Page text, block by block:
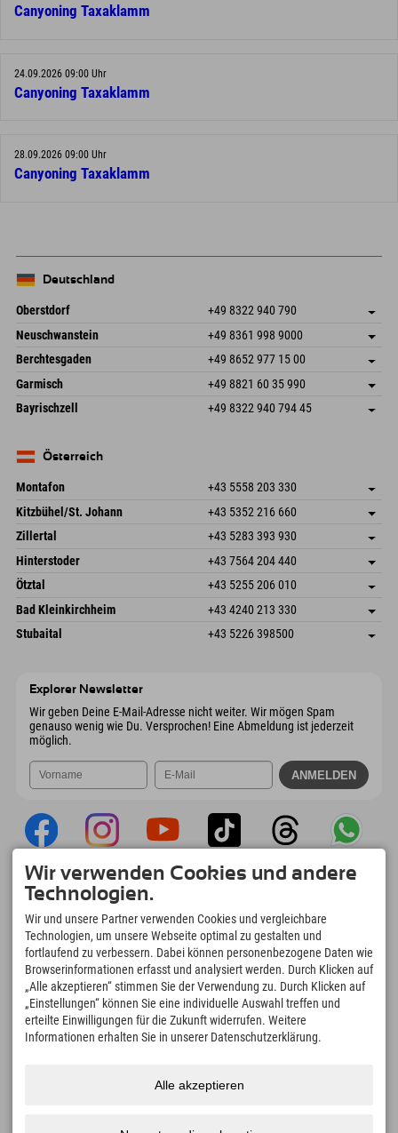
Canyoning Taxaklamm
24.09.2026 09:00 Uhr
Canyoning Taxaklamm
28.09.2026 09:00 Uhr
Canyoning Taxaklamm
Deutschland
Oberstdorf +49 8322 940 790
An der Breitach 3
87538 Fischen I. Allgäu
Deutschland
Adresse speichern
Anreiseinfos
Buchen
Neuschwanstein +49 8361 998 9000
An der Riese 45
87484 Nesselwang im Allgäu
Deutschland
Adresse speichern
Buchen
Berchtesgaden +49 8652 977 15 00
Hofreitstr. 7
83471 Schönau am Königssee
Deutschland
Adresse speichern
Anreiseinfos
Buchen
Garmisch +49 8821 60 35 990
Frickenstraße 22
82490 Farchant
Adresse speichern
Bayrischzell +49 8322 940 794 45
Deutschland
Österreich
Montafon +43 5558 203 330
Dorfstr. 127b
6793 Gaschurn/Montafon
Österreich
Adresse speichern
Anreiseinfos
Buchen
Kitzbühel/St. Johann +43 5352 216 660
Speckbacherstraße 87
Österreich
Adresse speichern
Buchen
Zillertal +43 5283 393 930
Schmiedau 2
6272 Kaltenbach im Zillertal
Österreich
Adresse speichern
Anreiseinfos
Buchen
Hinterstoder +43 7564 204 440
Freizeitpark 10
Österreich
Adresse speichern
Buchen
Ötztal +43 5255 206 010
Gscheat 14
6441 Umhausen
Österreich
Adresse speichern
Anreiseinfos
Buchen
Bad Kleinkirchheim +43 4240 213 330
Dorfstraße 24
Adresse speichern
Stubaital +43 5226 398500
Explorer Newsletter
Wir geben Deine E-Mail-Adresse nicht weiter. Wir mögen Spam
genauso wenig wie Du. Versprochen! Eine Abmeldung ist jederzeit
möglich.
Explorer App
Upload Deiner #ExplorerMoments, Mein
Explorer To Go mit Buchungsübersicht,
Bucketlist, Restaurantübersicht uvm. Jetzt
downloaden!
Zeit für Explorer Moments
166
Bergseen und Erlebnisbäder
4.634km
Pisten zum Skifahren und
97
Wir verwenden Cookies und andere
Technologien.
Wir und unsere Partner verwenden Cookies und vergleichbare
Technologien, um unsere Webseite optimal zu gestalten und
fortlaufend zu verbessern. Dabei können personenbezogene Daten wie
Browserinformationen erfasst und analysiert werden. Durch Klicken auf
„Alle akzeptieren“ stimmen Sie der Verwendung zu. Durch Klicken auf
„Einstellungen“ können Sie eine individuelle Auswahl treffen und
erteilte Einwilligungen für die Zukunft widerrufen. Weitere
Informationen erhalten Sie in unserer Datenschutzerklärung.
Alle akzeptieren